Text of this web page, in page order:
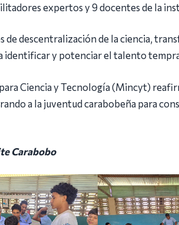
expertos y 9 docentes de la
de descentralización de la ciencia,
identificar y potenciar el talento
Ciencia y Tecnología (Mincyt)
a la juventud carabobeña para
Carabobo